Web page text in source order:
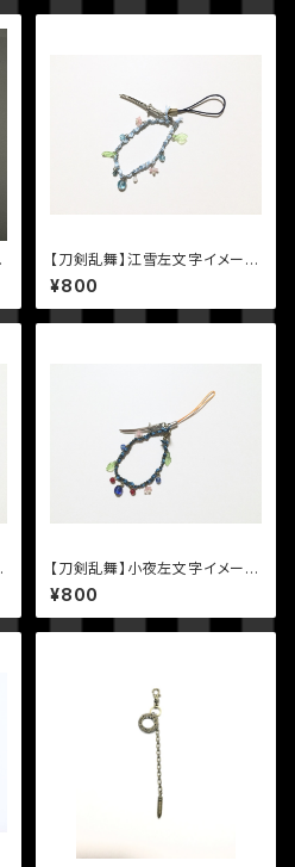
【刀剣乱舞】江雪左文字イメージ
ストラップ
¥800
【刀剣乱舞】小夜左文字イメージ
ストラップ
¥800